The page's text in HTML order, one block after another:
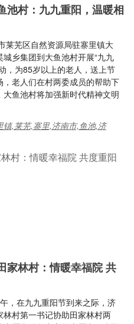
池村：九九重阳，温暖相
莱芜区自然资源局驻寨里镇大
乡集团到大鱼池村开展“九九
，为85岁以上的老人，送上节
老人们在村两委成员的帮助下
鱼池村将加强新时代精神文明
镇,莱芜,寨里,济南市,鱼池,济
家林村：情暖幸福院 共
，在九九重阳节到来之际，济
村第一书记协助田家林村两